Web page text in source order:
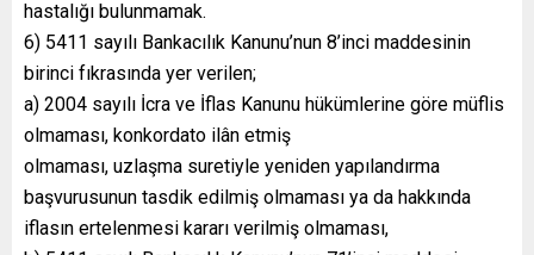
hastalığı bulunmamak.
6) 5411 sayılı Bankacılık Kanunu’nun 8’inci maddesinin
birinci fıkrasında yer verilen;
a) 2004 sayılı İcra ve İflas Kanunu hükümlerine göre müflis
olmaması, konkordato ilân etmiş
olmaması, uzlaşma suretiyle yeniden yapılandırma
başvurusunun tasdik edilmiş olmaması ya da hakkında
iflasın ertelenmesi kararı verilmiş olmaması,